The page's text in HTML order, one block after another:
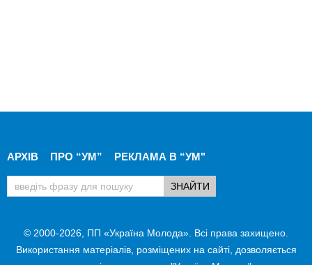
АРХІВ ПРО “УМ” РЕКЛАМА В “УМ"
© 2000-2026, ПП «Україна Молода». Всі права захищено.
Використання матеріалів, розміщених на сайті, дозволяється